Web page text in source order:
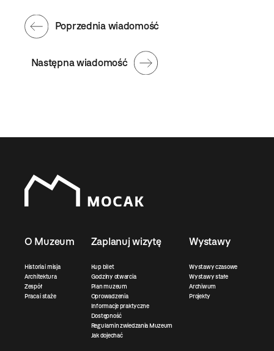
Następna wiadomość
Poprzednia wiadomość
O Muzeum
Historia i misja
Architektura
Zespół
Praca i staże
Zaplanuj wizytę
Kup bilet
Godziny otwarcia
Plan muzeum
Oprowadzenia
Informacje praktyczne
Dostępność
Regulamin zwiedzania Muzeum
Jak dojechać
Wystawy
Wystawy czasowe
Wystawy stałe
Archiwum
Projekty